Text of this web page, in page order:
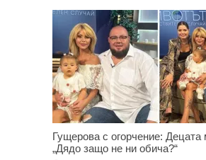
Гущерова с огорчение: Децата
„Дядо защо не ни обича?“